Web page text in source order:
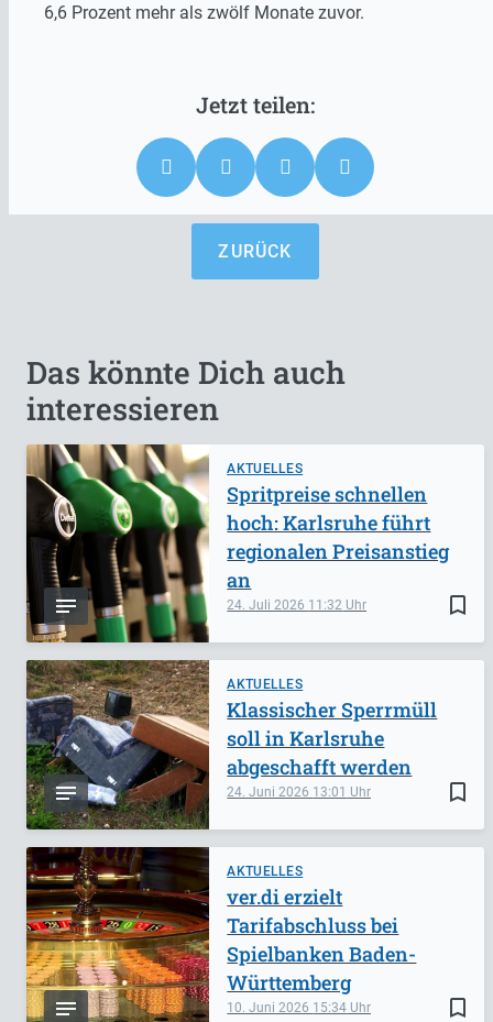
6,6 Prozent mehr als zwölf Monate zuvor.
ZURÜCK
Das könnte Dich auch
interessieren
AKTUELLES
bookmark_border
24. Juli 2026 11:32
Spritpreise schnellen
hoch: Karlsruhe führt
regionalen Preisanstieg
an
AKTUELLES
bookmark_border
24. Juni 2026 13:01
Klassischer Sperrmüll
soll in Karlsruhe
abgeschafft werden
AKTUELLES
bookmark_border
10. Juni 2026 15:34
ver.di erzielt
Tarifabschluss bei
Spielbanken Baden-
Württemberg